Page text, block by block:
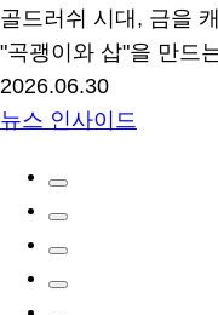
골드러쉬 시대, 금을
"곡괭이와 삽"을 만드
2026.06.30
뉴스 인사이드